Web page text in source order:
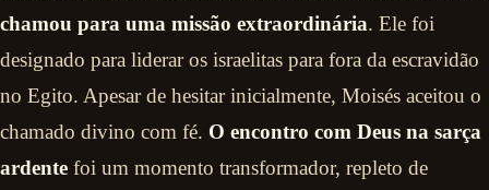
chamou para uma missão extraordinária. Ele foi
designado para liderar os israelitas para fora da escravidão
no Egito. Apesar de hesitar inicialmente, Moisés aceitou o
chamado divino com fé. O encontro com Deus na sarça
ardente foi um momento transformador, repleto de